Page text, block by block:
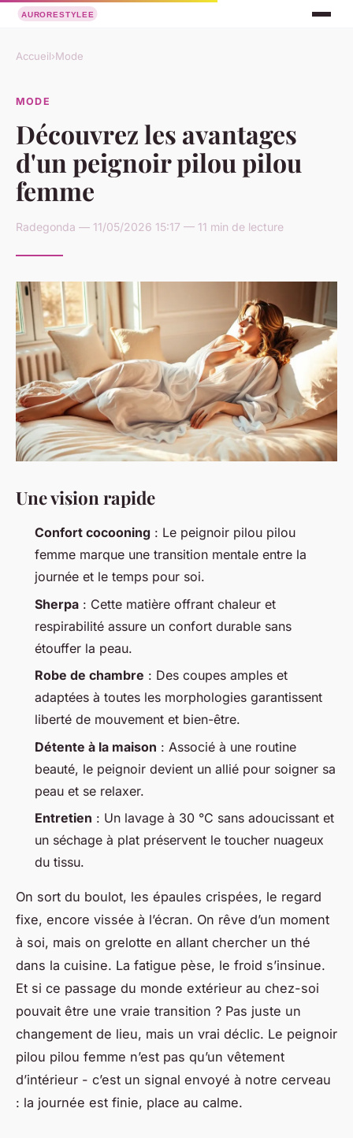
Accueil›Mode
MODE
Découvrez les avantages
d'un peignoir pilou pilou
femme
Radegonda — 11/05/2026 15:17 — 11 min de lecture
Une vision rapide
Confort cocooning : Le peignoir pilou pilou
femme marque une transition mentale entre la
journée et le temps pour soi.
Sherpa : Cette matière offrant chaleur et
respirabilité assure un confort durable sans
étouffer la peau.
Robe de chambre : Des coupes amples et
adaptées à toutes les morphologies garantissent
liberté de mouvement et bien-être.
Détente à la maison : Associé à une routine
beauté, le peignoir devient un allié pour soigner sa
peau et se relaxer.
Entretien : Un lavage à 30 °C sans adoucissant et
un séchage à plat préservent le toucher nuageux
du tissu.
On sort du boulot, les épaules crispées, le regard
fixe, encore vissée à l’écran. On rêve d’un moment
à soi, mais on grelotte en allant chercher un thé
dans la cuisine. La fatigue pèse, le froid s’insinue.
Et si ce passage du monde extérieur au chez-soi
pouvait être une vraie transition ? Pas juste un
changement de lieu, mais un vrai déclic. Le peignoir
pilou pilou femme n’est pas qu’un vêtement
d’intérieur - c’est un signal envoyé à notre cerveau
: la journée est finie, place au calme.